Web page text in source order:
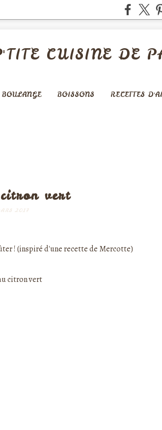
CUISINE DE
BOULANGE BOISSONS RECETTES
vert
2017
! (inspiré d'une recette de Mercotte)